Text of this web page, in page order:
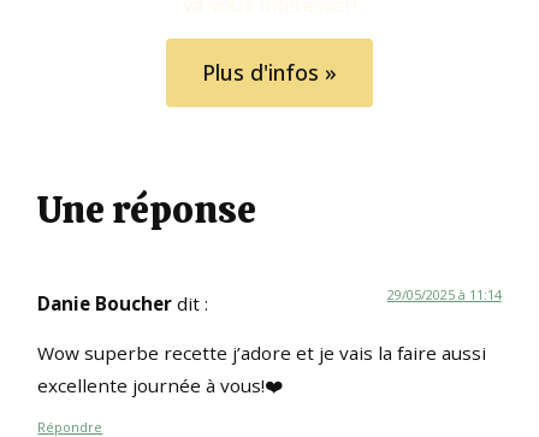
Plus d'infos »
Une réponse
Danie Boucher dit : 29/05/2025 à 11:14
Wow superbe recette j’adore et je vais la faire aussi
excellente journée à vous!❤️
Répondre